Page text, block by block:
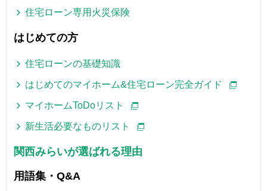
住宅ローン専用火災保険
はじめての方
住宅ローンの基礎知識
はじめてのマイホーム&住宅ローン完全ガイド
マイホームToDoリスト
新生活必要なものリスト
関西みらいが選ばれる理由
用語集・Q&A